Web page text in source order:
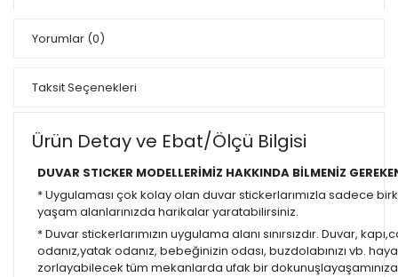
Yorumlar (0)
Taksit Seçenekleri
Ürün Detay ve Ebat/Ölçü Bilgisi
DUVAR STICKER MODELLERİMİZ HAKKINDA BİLMENİZ
* Uygulaması çok kolay olan duvar stickerlarımızla sadece
yaşam alanlarınızda harikalar yaratabilirsiniz.
* Duvar stickerlarımızın uygulama alanı sınırsızdır. Duvar,
odanız,yatak odanız, bebeğinizin odası, buzdolabınızı vb.
zorlayabilecek tüm mekanlarda ufak bir